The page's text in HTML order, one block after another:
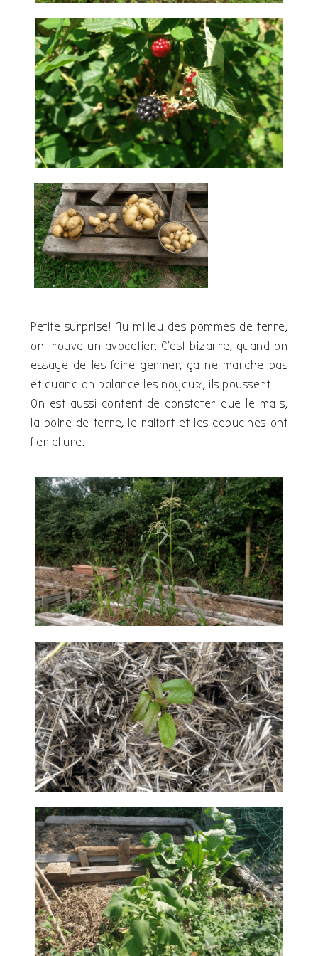
Petite surprise! Au milieu des pommes de terre,
on trouve un avocatier. C’est bizarre, quand on
essaye de les faire germer, ça ne marche pas
et quand on balance les noyaux, ils poussent…
On est aussi content de constater que le maïs,
la poire de terre, le raifort et les capucines ont
fier allure.